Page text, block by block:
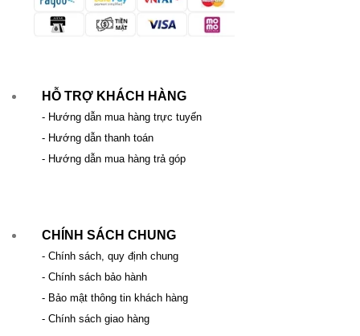
HỖ TRỢ KHÁCH HÀNG
- Hướng dẫn mua hàng trực tuyến
- Hướng dẫn thanh toán
- Hướng dẫn mua hàng trả góp
CHÍNH SÁCH CHUNG
- Chính sách, quy định chung
- Chính sách bảo hành
- Bảo mật thông tin khách hàng
- Chính sách giao hàng